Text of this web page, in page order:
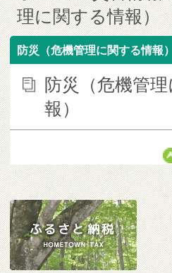
理に関する情報）
防災（危機管理に関する情報）
防災（危機管
報）